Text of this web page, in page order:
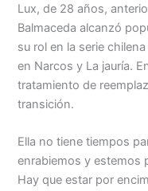
Lux, de 28 años,
Balmaceda alcanzó
su rol en la serie
en Narcos y La jauría.
tratamiento de
transición.
Ella no tiene tiempos
enrabiemos y estemos
Hay que estar por